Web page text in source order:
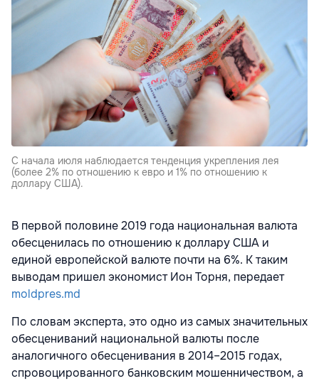
С начала июля наблюдается тенденция укрепления лея
(более 2% по отношению к евро и 1% по отношению к
доллару США).
В первой половине 2019 года национальная валюта
обесценилась по отношению к доллару США и
единой европейской валюте почти на 6%. К таким
выводам пришел экономист Ион Торня, передает
moldpres.md
По словам эксперта, это одно из самых значительных
обесцениваний национальной валюты после
аналогичного обесценивания в 2014–2015 годах,
спровоцированного банковским мошенничеством, а